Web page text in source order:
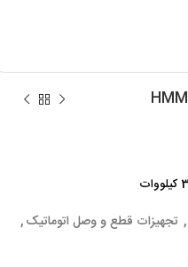
, تجهیزات قطع و وصل اتوماتیک,